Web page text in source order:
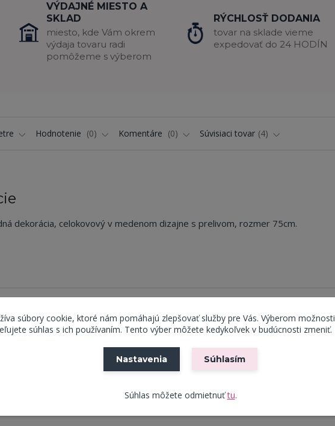
VÝDAJNÉ MIESTO A
SKLAD
miesto, kde Vám okrem
výdaja tovaru radi
pomôžeme s výberom
RÝCHLOSŤ DODANIA
tovar na sklade vieme
expedovať do 24 HODÍN
Hodnotenie 0 Komentáre 0 Súvisiaci tovar 4
dekorácia, celokovový v medenom dizajne s prelivom, rozmer 75cm.
súbory cookie, ktoré nám pomáhajú zlepšovať služby pre Vás. Výberom možnosti
súhlas s ich používaním. Tento výber môžete kedykoľvek v budúcnosti zmeniť.
Nastavenia Súhlasím
Súhlas môžete odmietnuťtu.